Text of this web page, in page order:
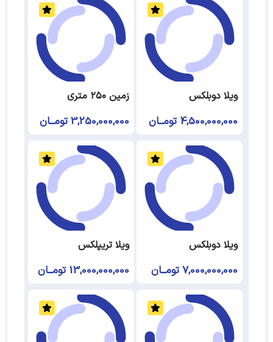
ویلا دوبلکس
4,500,000,000 تومــان
زمین ۲۵۰ متری
3,250,000,000 تومــان
ویلا دوبلکس
7,000,000,000 تومــان
ویلا تریپلکس
13,000,000,000 تومــان